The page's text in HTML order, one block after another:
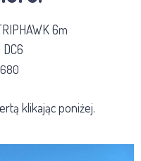
6m
klikając poniżej.